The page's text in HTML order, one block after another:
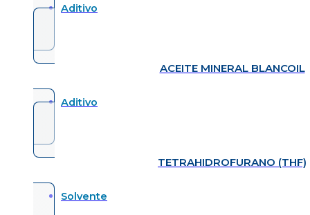
Aditivo
ACEITE MINERAL BLANCOIL
Aditivo
TETRAHIDROFURANO (THF)
Solvente